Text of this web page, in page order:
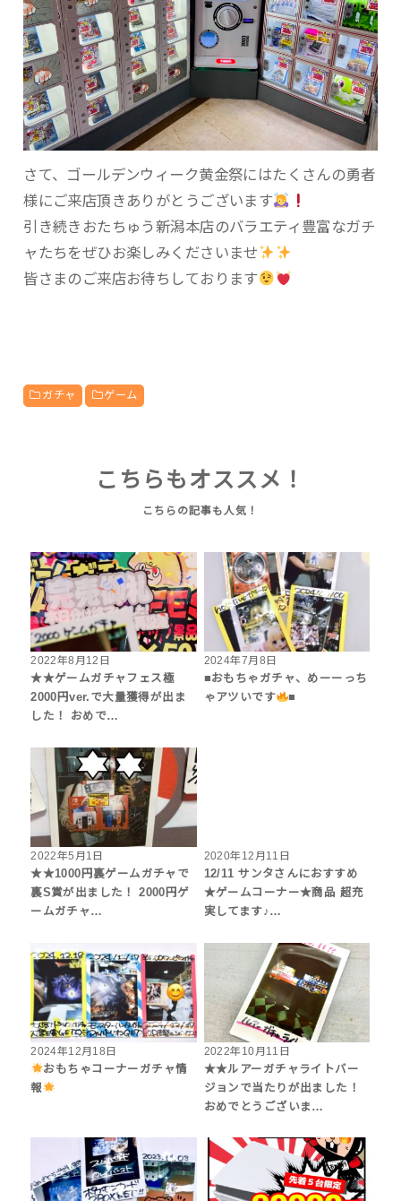
さて、ゴールデンウィーク黄金祭にはたくさんの勇者
様にご来店頂きありがとうございます
引き続きおたちゅう新潟本店のバラエティ豊富なガチ
ャたちをぜひお楽しみくださいませ
皆さまのご来店お待ちしております
ガチャ ゲーム
こちらもオススメ！
2022年8月12日
★★ゲームガチャフェス極
2000円ver.で大量獲得が出ま
した！ おめで…
2024年7月8日
■おもちゃガチャ、めーーっち
ゃアツいです
■
2022年5月1日
★★1000円裏ゲームガチャで
裏S賞が出ました！ 2000円ゲ
ームガチャ…
2020年12月11日
12/11 サンタさんにおすすめ
★ゲームコーナー★商品 超充
実してます♪…
2024年12月18日
おもちゃコーナーガチャ情
報
2022年10月11日
★★ルアーガチャライトバー
ジョンで当たりが出ました！
おめでとうございま…